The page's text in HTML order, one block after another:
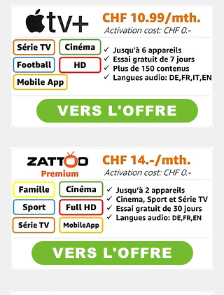
VERS L'OFFRE
VERS L'OFFRE